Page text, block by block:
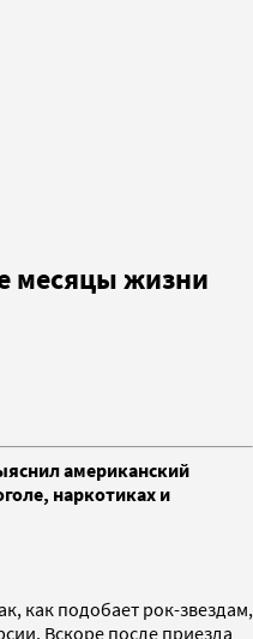
месяцы жизни
американский
наркотиках и
как подобает рок-звездам,
Вскоре после приезда